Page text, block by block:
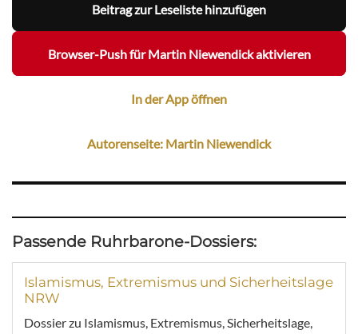
Beitrag zur Leseliste hinzufügen
Browser-Push für Martin Niewendick aktivieren
In der App öffnen
Autorenseite: Martin Niewendick
Passende Ruhrbarone-Dossiers:
Islamismus, Extremismus und Sicherheitslage
NRW
Dossier zu Islamismus, Extremismus, Sicherheitslage,